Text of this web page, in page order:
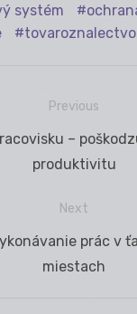
systém
tovaroznalectvo
Previous
–
produktivitu
Next
prác v
miestach